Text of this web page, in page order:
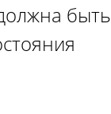
быть